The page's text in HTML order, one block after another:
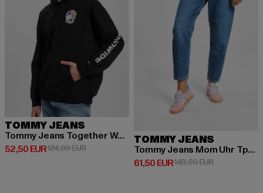
TOMMY JEANS
Tommy Jeans Together World Peace Hoodie
52,50 EUR
Prix courant: 52,50 EUR
124,99 EURPrix en promotion: 124,99 EUR
TOMMY JEANS
Tommy Jeans Mom Uhr Tprd Jeans
61,50 EUR
Prix courant: 61,50 EUR
149,99 EURPrix en